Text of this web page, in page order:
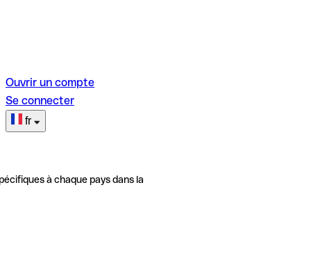
Ouvrir un compte
Se connecter
fr
à chaque pays dans la